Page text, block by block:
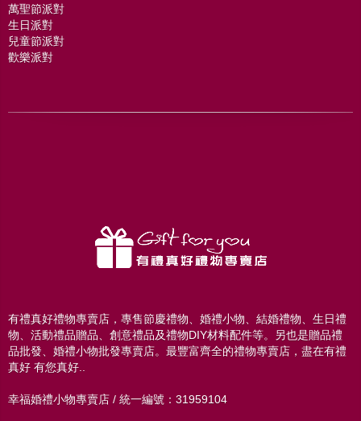
萬聖節派對
生日派對
兒童節派對
歡樂派對
有禮真好禮物專賣店，專售節慶禮物、婚禮小物、結婚禮物、生日禮
物、活動禮品贈品、創意禮品及禮物DIY材料配件等。另也是贈品禮
品批發、婚禮小物批發專賣店。最豐富齊全的禮物專賣店，盡在有禮
真好 有您真好..
幸福婚禮小物專賣店 / 統一編號：31959104